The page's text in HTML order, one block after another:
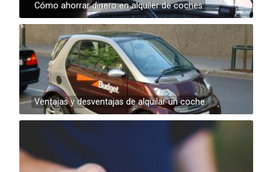
Cómo ahorrar dinero en alquiler de coches
Ventajas y desventajas de alquilar un coche